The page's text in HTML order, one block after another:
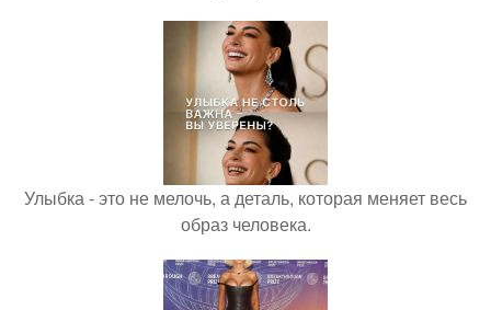
Улыбка - это не мелочь, а деталь, которая меняет весь
образ человека.